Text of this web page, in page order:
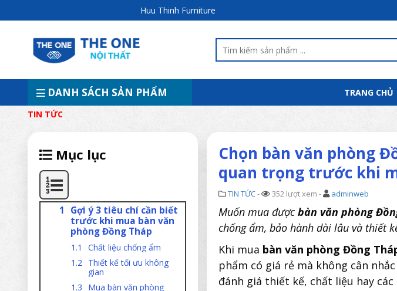
DANH SÁCH SẢN PHẨM TRANG CHỦ
TIN TỨC
Mục lục
Gợi ý 3 tiêu chí cần biết
trước khi mua bàn văn
phòng Đồng Tháp
Chất liệu chống ẩm
Thiết kế tối ưu không
gian
Mua bàn văn phòng
Chọn bàn văn phòng
quan trọng trước khi
TIN TỨC- 352 lượt xem - adminweb
Muốn mua đượcbàn văn phòng
chống ẩm, bảo hành dài lâu và thiết
Khi mua bàn văn phòng Đồng
phẩm có giá rẻ mà không cân
đánh giá thiết kế, chất liệu hay